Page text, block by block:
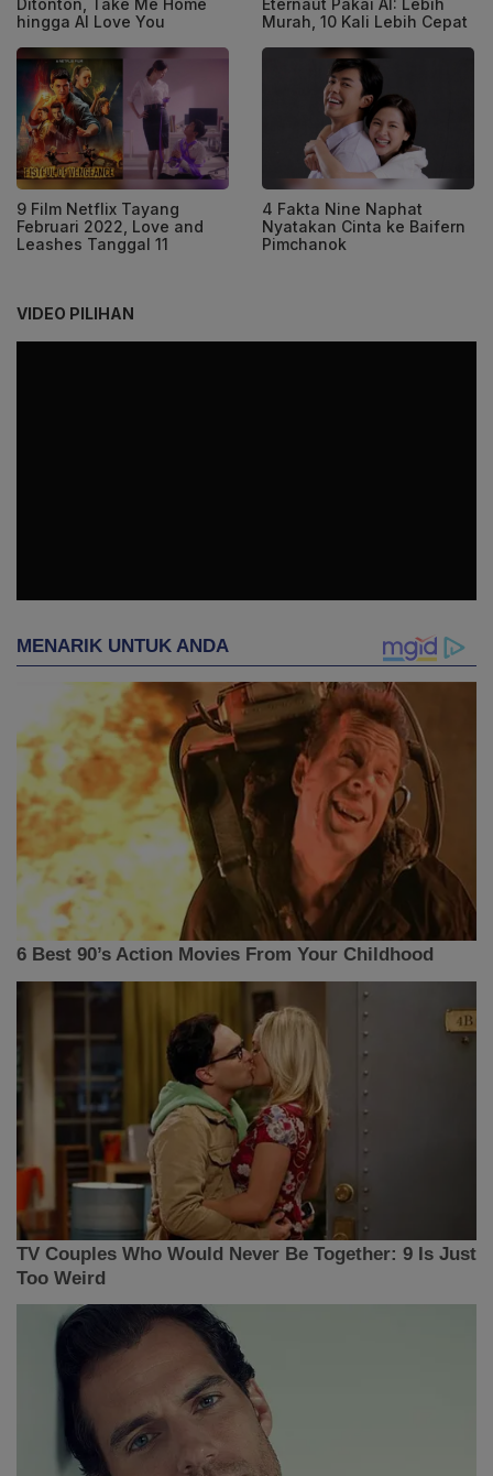
Ditonton, Take Me Home
hingga AI Love You
Eternaut Pakai AI: Lebih
Murah, 10 Kali Lebih Cepat
9 Film Netflix Tayang
Februari 2022, Love and
Leashes Tanggal 11
4 Fakta Nine Naphat
Nyatakan Cinta ke Baifern
Pimchanok
VIDEO PILIHAN